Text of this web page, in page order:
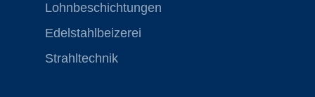
Lohnbeschichtungen
Edelstahlbeizerei
Strahltechnik